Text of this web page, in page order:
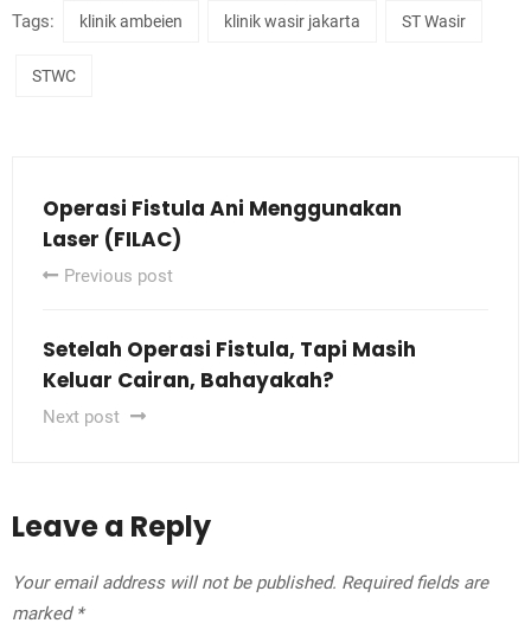
Tags: klinik ambeien klinik wasir jakarta ST Wasir
STWC
Operasi Fistula Ani Menggunakan
Laser (FILAC)
Previous post
Setelah Operasi Fistula, Tapi Masih
Keluar Cairan, Bahayakah?
Next post
Leave a Reply
Your email address will not be published. Required fields are
marked *